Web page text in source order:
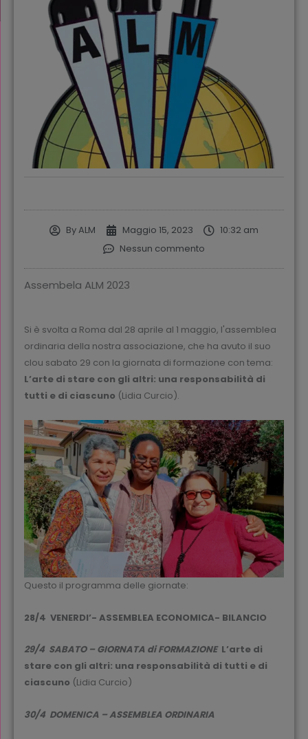
ByALM Maggio 15, 2023
10:32 am
Nessun commento
Assembela ALM 2023
Si è svolta a Roma dal 28 aprile al 1 maggio, l'assemblea
ordinaria della nostra associazione, che ha avuto il suo
clou sabato 29 con la giornata di formazione con tema:
L’arte di stare con gli altri: una responsabilità di
tutti e di ciascuno (Lidia Curcio).
Questo il programma delle giornate:
28/4 VENERDI’- ASSEMBLEA ECONOMICA- BILANCIO
29/4 SABATO – GIORNATA di FORMAZIONE L’arte di
stare con gli altri: una responsabilità di tutti e di
ciascuno (Lidia Curcio)
30/4 DOMENICA – ASSEMBLEA ORDINARIA